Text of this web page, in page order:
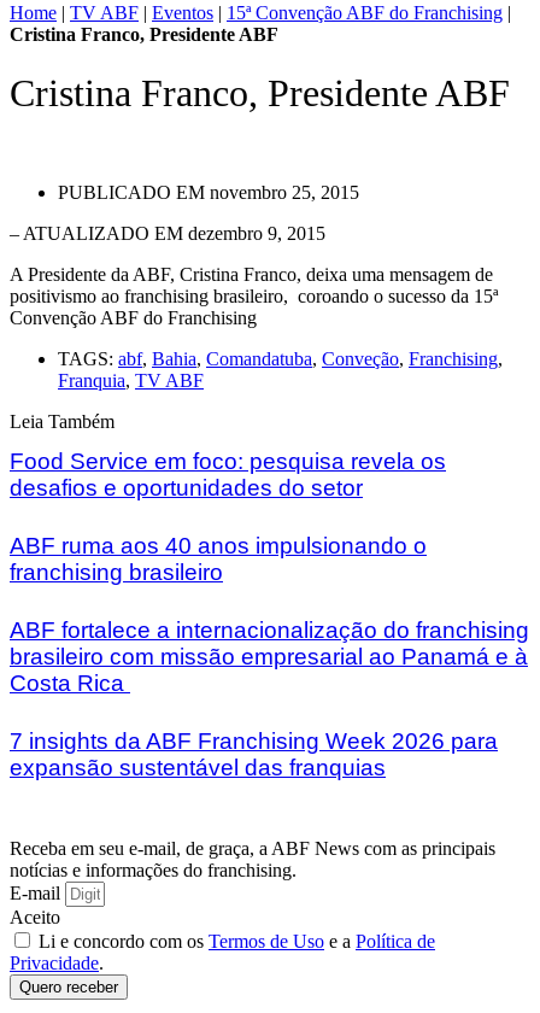
Home | TV ABF | Eventos | 15ª Convenção ABF do Franchising |
Cristina Franco, Presidente ABF
Cristina Franco, Presidente ABF
PUBLICADO EM novembro 25, 2015
– ATUALIZADO EM dezembro 9, 2015
A Presidente da ABF, Cristina Franco, deixa uma mensagem de
positivismo ao franchising brasileiro, coroando o sucesso da 15ª
Convenção ABF do Franchising
TAGS: abf, Bahia, Comandatuba, Conveção, Franchising,
Franquia, TV ABF
Leia Também
Food Service em foco: pesquisa revela os
desafios e oportunidades do setor
ABF ruma aos 40 anos impulsionando o
franchising brasileiro
ABF fortalece a internacionalização do franchising
brasileiro com missão empresarial ao Panamá e à
Costa Rica
7 insights da ABF Franchising Week 2026 para
expansão sustentável das franquias
Receba em seu e-mail, de graça, a ABF News com as principais
notícias e informações do franchising.
E-mail
Aceito
Li e concordo com os Termos de Uso e a Política de
Privacidade.
Quero receber